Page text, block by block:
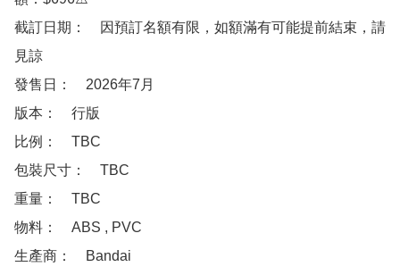
截訂日期：　因預訂名額有限，如額滿有可能提前結束，請
見諒
發售日：　2026年7月
版本：　行版
比例：　TBC
包裝尺寸：　TBC
重量：　TBC
物料：　ABS , PVC
生產商：　Bandai